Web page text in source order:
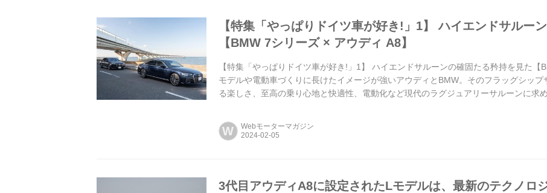
【特集「やっぱりドイツ車が好き!」1】 ハイエンドサルー
【BMW 7シリーズ × アウディ A8】
【特集「やっぱりドイツ車が好き!」1】 ハイエンドサルーンの確固たる矜持を見た
モデルや電動車づくりに長けたイメージが強いアウディとBMW。そのフラッグシッ
る楽しさ、至高の乗り心地と快適性、電動化など現代のラグジュアリーサルーンに求
W Webモーターマガジン
3代目アウディA8に設定されたLモデルは、最新のテクノロ